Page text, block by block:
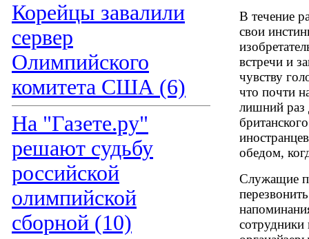
Корейцы завалили
сервер
Олимпийского
комитета США (6)
На "Газете.ру"
решают судьбу
российской
олимпийской
сборной (10)
В течение
свои
встречи и
чувству
что почти
лишний раз
обедом,
Служащие
сотрудники